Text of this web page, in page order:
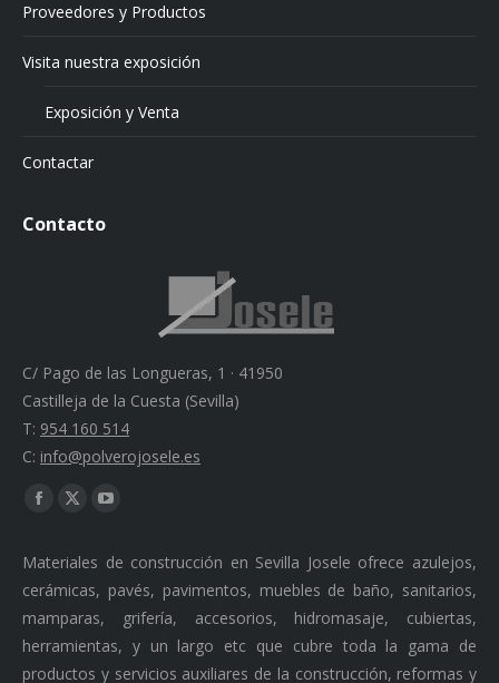
Proveedores y Productos
Visita nuestra exposición
Exposición y Venta
Contactar
Contacto
C/ Pago de las Longueras, 1 · 41950
Castilleja de la Cuesta (Sevilla)
T: 954 160 514
C: info@polverojosele.es
Find us on:
Facebook
opens
in
new
window
X
opens
in
new
window
YouTube
opens
in
new
window
Materiales de construcción en Sevilla Josele ofrece azulejos,
cerámicas, pavés, pavimentos, muebles de baño, sanitarios,
mamparas, grifería, accesorios, hidromasaje, cubiertas,
herramientas, y un largo etc que cubre toda la gama de
productos y servicios auxiliares de la construcción, reformas y